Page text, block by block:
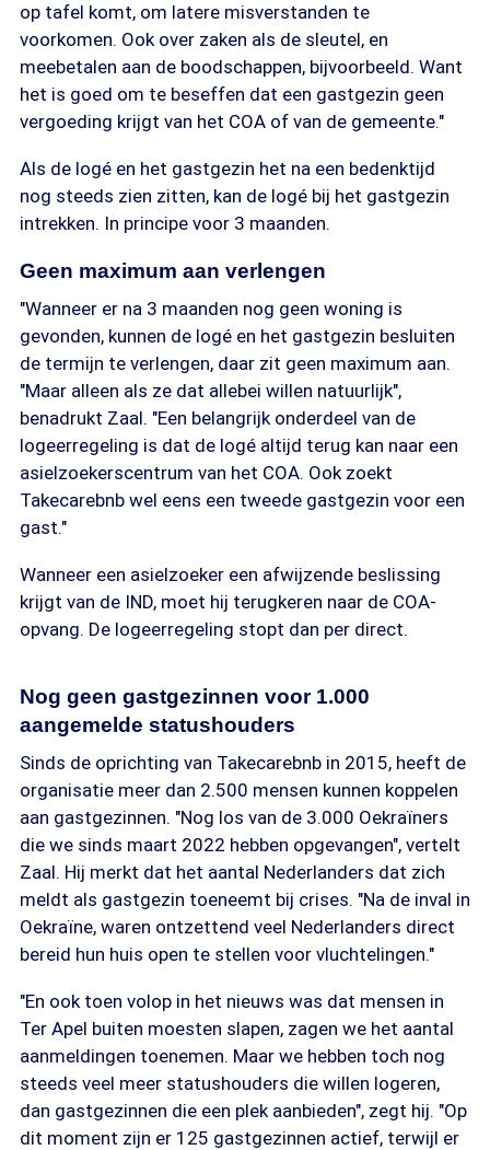
op tafel komt, om latere misverstanden te
voorkomen. Ook over zaken als de sleutel, en
meebetalen aan de boodschappen, bijvoorbeeld. Want
het is goed om te beseffen dat een gastgezin geen
vergoeding krijgt van het COA of van de gemeente."
Als de logé en het gastgezin het na een bedenktijd
nog steeds zien zitten, kan de logé bij het gastgezin
intrekken. In principe voor 3 maanden.
Geen maximum aan verlengen
"Wanneer er na 3 maanden nog geen woning is
gevonden, kunnen de logé en het gastgezin besluiten
de termijn te verlengen, daar zit geen maximum aan.
"Maar alleen als ze dat allebei willen natuurlijk",
benadrukt Zaal. "Een belangrijk onderdeel van de
logeerregeling is dat de logé altijd terug kan naar een
asielzoekerscentrum van het COA. Ook zoekt
Takecarebnb wel eens een tweede gastgezin voor een
gast."
Wanneer een asielzoeker een afwijzende beslissing
krijgt van de IND, moet hij terugkeren naar de COA-
opvang. De logeerregeling stopt dan per direct.
Nog geen gastgezinnen voor 1.000
aangemelde statushouders
Sinds de oprichting van Takecarebnb in 2015, heeft de
organisatie meer dan 2.500 mensen kunnen koppelen
aan gastgezinnen. "Nog los van de 3.000 Oekraïners
die we sinds maart 2022 hebben opgevangen", vertelt
Zaal. Hij merkt dat het aantal Nederlanders dat zich
meldt als gastgezin toeneemt bij crises. "Na de inval in
Oekraïne, waren ontzettend veel Nederlanders direct
bereid hun huis open te stellen voor vluchtelingen."
"En ook toen volop in het nieuws was dat mensen in
Ter Apel buiten moesten slapen, zagen we het aantal
aanmeldingen toenemen. Maar we hebben toch nog
steeds veel meer statushouders die willen logeren,
dan gastgezinnen die een plek aanbieden", zegt hij. "Op
dit moment zijn er 125 gastgezinnen actief, terwijl er